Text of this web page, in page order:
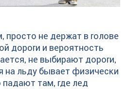
просто не держат в голове
дороги и вероятность
не выбирают дороги,
на льду бывает физически
там, где лед